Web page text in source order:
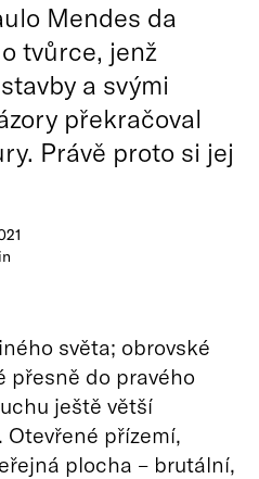
Mendes da
tvůrce, jenž
a svými
překračoval
Právě proto si jej
světa; obrovské
přesně do pravého
ještě větší
Otevřené přízemí,
plocha – brutální,